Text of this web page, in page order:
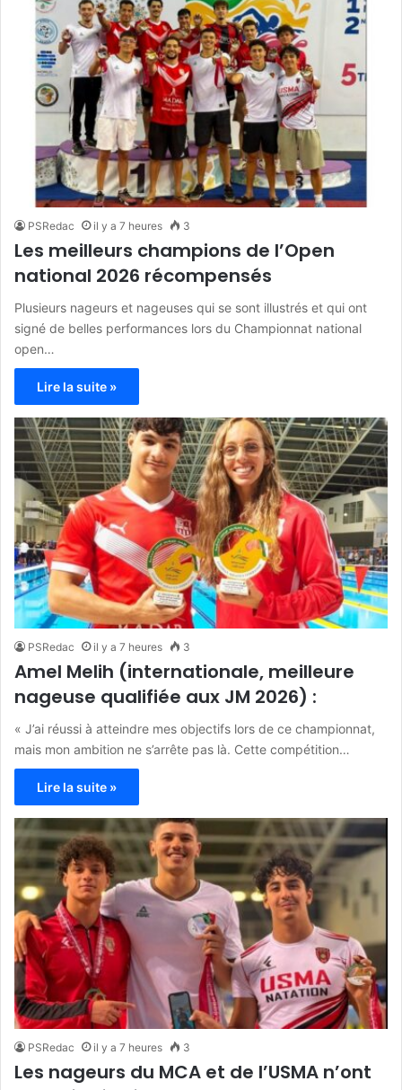
PSRedac il y a 7 heures 3
Les meilleurs champions de l’Open
national 2026 récompensés
Plusieurs nageurs et nageuses qui se sont illustrés et qui ont
signé de belles performances lors du Championnat national
open…
Lire la suite »
PSRedac il y a 7 heures 3
Amel Melih (internationale, meilleure
nageuse qualifiée aux JM 2026) :
« J’ai réussi à atteindre mes objectifs lors de ce championnat,
mais mon ambition ne s’arrête pas là. Cette compétition…
Lire la suite »
PSRedac il y a 7 heures 3
Les nageurs du MCA et de l’USMA n’ont